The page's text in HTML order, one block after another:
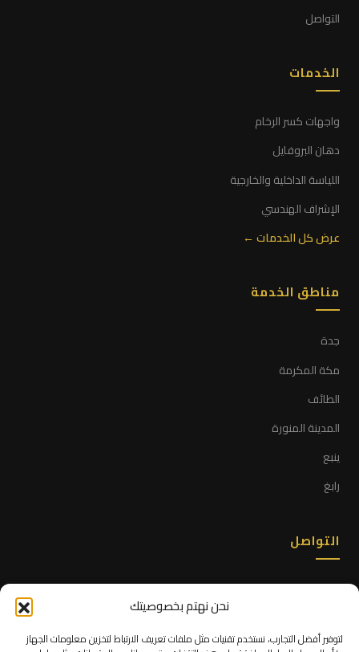
نحن نهتم بخصوصيتك
لتوفير أفضل التجارب، نستخدم تقنيات مثل ملفات تعريف الارتباط لتخزين معلومات الجهاز
التواصل
الخدمات
واجهات كسر الرخام
دهان البروفايل
اللياسة الداخلية والخارجية
الإشراف الهندسي
عرض كل الخدمات ←
مناطق الخدمة
جدة
مكة المكرمة
الطائف
المدينة المنورة
ينبع
رابغ
التواصل
+966 53 666 6765
واتساب فوري ←